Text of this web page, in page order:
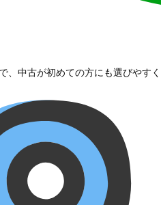
、中古が初めての方にも選びやす